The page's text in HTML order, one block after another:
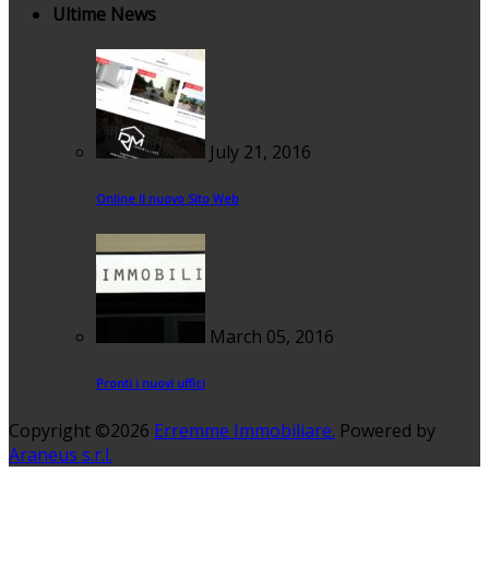
Ultime News
July 21, 2016
Online Il nuovo Sito Web
March 05, 2016
Pronti i nuovi uffici
Copyright ©2026 Erremme Immobiliare. Powered by
Araneus s.r.l.